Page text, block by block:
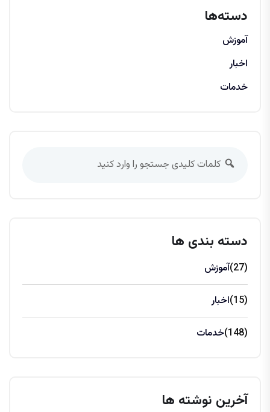
دسته‌ها
آموزش
اخبار
خدمات
دسته بندی ها
آموزش (27)
اخبار (15)
خدمات (148)
آخرین نوشته ها